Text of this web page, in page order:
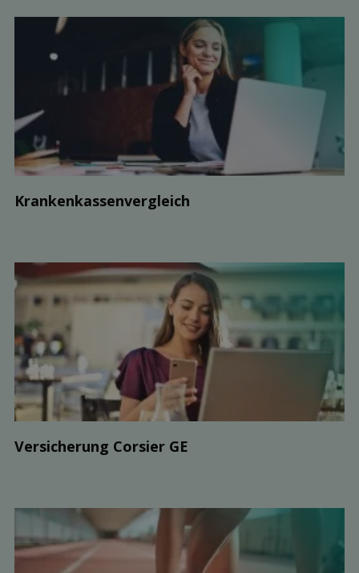
Kranken­kassen­vergleich
Ver­sicherung Corsier GE